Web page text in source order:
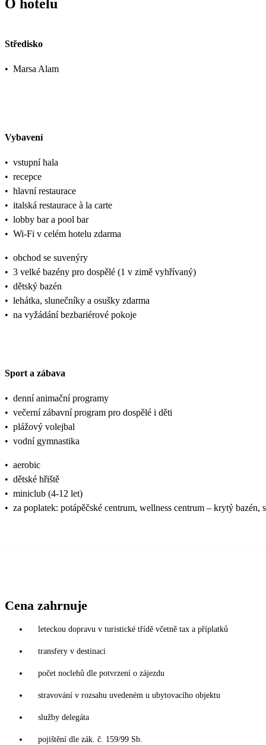
O hotelu
Středisko
• Marsa Alam
Vybavení
• vstupní hala
• recepce
• hlavní restaurace
• italská restaurace à la carte
• lobby bar a pool bar
• Wi-Fi v celém hotelu zdarma
• obchod se suvenýry
• 3 velké bazény pro dospělé (1 v zimě vyhřívaný)
• dětský bazén
• lehátka, slunečníky a osušky zdarma
• na vyžádání bezbariérové pokoje
Sport a zábava
• denní animační programy
• večerní zábavní program pro dospělé i děti
• plážový volejbal
• vodní gymnastika
• aerobic
• dětské hřiště
• miniclub (4-12 let)
• za poplatek: potápěčské centrum, wellness centrum – krytý bazén,
Cena zahrnuje
leteckou dopravu v turistické třídě včetně tax a příplatků
transfery v destinaci
počet noclehů dle potvrzení o zájezdu
stravování v rozsahu uvedeném u ubytovacího objektu
služby delegáta
pojištění dle zák. č. 159/99 Sb.